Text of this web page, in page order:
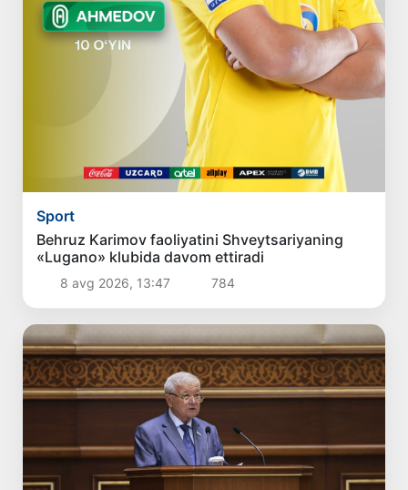
Sport
Behruz Karimov faoliyatini Shveytsariyaning
«Lugano» klubida davom ettiradi
8 avg 2026, 13:47 784